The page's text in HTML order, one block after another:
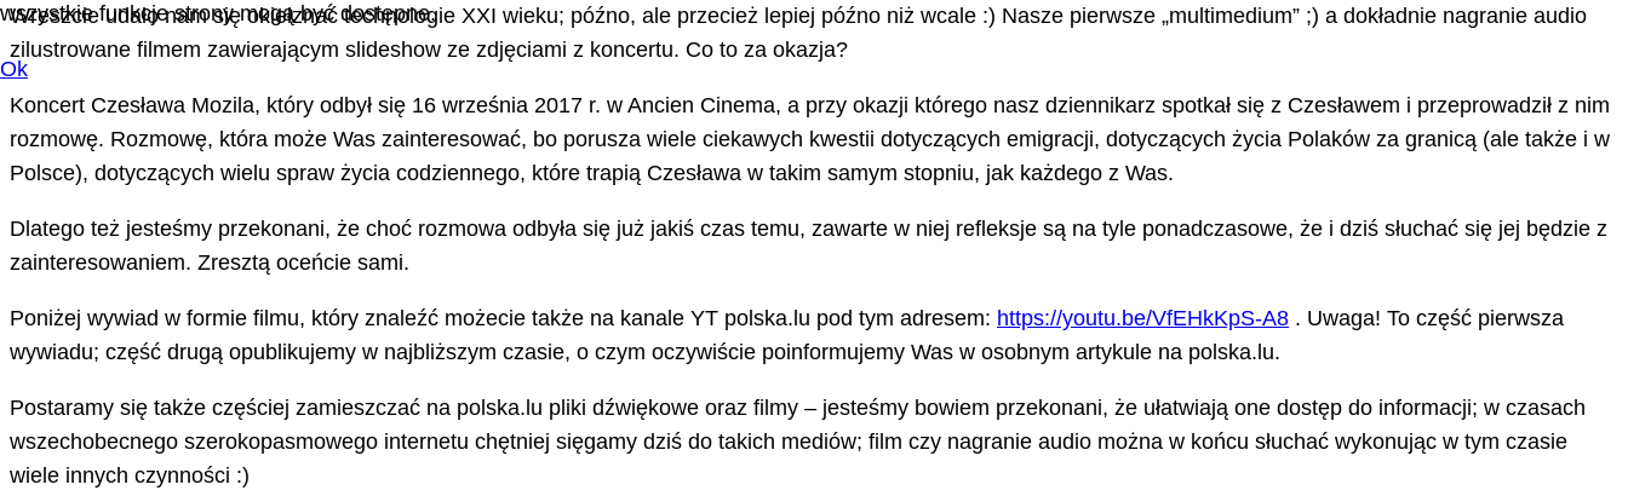
Wreszcie udało nam się okiełznać technologie XXI wieku; późno, ale przecież lepiej późno niż wcale :) Nasze pierwsze „multimedium” ;) a dokładnie nagranie audio
zilustrowane filmem zawierającym slideshow ze zdjęciami z koncertu. Co to za okazja?
Koncert Czesława Mozila, który odbył się 16 września 2017 r. w Ancien Cinema, a przy okazji którego nasz dziennikarz spotkał się z Czesławem i przeprowadził z nim
rozmowę. Rozmowę, która może Was zainteresować, bo porusza wiele ciekawych kwestii dotyczących emigracji, dotyczących życia Polaków za granicą (ale także i w
Polsce), dotyczących wielu spraw życia codziennego, które trapią Czesława w takim samym stopniu, jak każdego z Was.
Dlatego też jesteśmy przekonani, że choć rozmowa odbyła się już jakiś czas temu, zawarte w niej refleksje są na tyle ponadczasowe, że i dziś słuchać się jej będzie z
zainteresowaniem. Zresztą oceńcie sami.
Poniżej wywiad w formie filmu, który znaleźć możecie także na kanale YT polska.lu pod tym adresem: https://youtu.be/VfEHkKpS-A8 . Uwaga! To część pierwsza
wywiadu; część drugą opublikujemy w najbliższym czasie, o czym oczywiście poinformujemy Was w osobnym artykule na polska.lu.
Postaramy się także częściej zamieszczać na polska.lu pliki dźwiękowe oraz filmy – jesteśmy bowiem przekonani, że ułatwiają one dostęp do informacji; w czasach
wszechobecnego szerokopasmowego internetu chętniej sięgamy dziś do takich mediów; film czy nagranie audio można w końcu słuchać wykonując w tym czasie
wiele innych czynności :)
wszystkie funkcje strony mogą być dostępne.
Ok